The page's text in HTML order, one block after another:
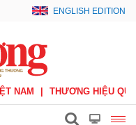
ENGLISH EDITION
NAM THƯƠNG HIỆU